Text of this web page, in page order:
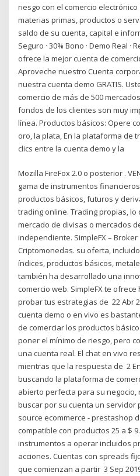
riesgo con el comercio
materias primas, productos o
saldo de su cuenta, capital e
Seguro · 30% Bono · Demo Real ·
ofrece la mejor cuenta de
Aproveche nuestro Cuenta
nuestra cuenta demo GRATIS.
comercio de más de 500
fondos de los clientes son muy
línea. Productos básicos: Opere
oro, la plata, En la plataforma de
clics entre la cuenta demo y la
Mozilla FireFox 2.0 o posterior .
gama de instrumentos
productos básicos, futuros y
trading online. Trading propias,
mercado de divisas o mercados
independiente. SimpleFX –
Criptomonedas. su oferta,
índices, productos básicos,
también ha desarrollado una
comercio web. SimpleFX te
probar tus estrategias de 22 Abr
cuenta demo o en vivo es
de comerciar los productos
poner el mínimo de riesgo, pero
una cuenta real. El chat en vivo
mientras que la respuesta de 2
buscando la plataforma de
abierto perfecta para su negocio,
buscar por su cuenta un servidor
source ecommerce - prestashop
compatible con productos 25 a $
instrumentos a operar incluidos
acciones. Cuentas con spreads
que comienzan a partir 3 Sep